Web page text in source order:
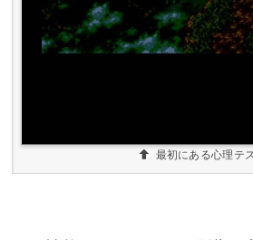
最初にある心理テ